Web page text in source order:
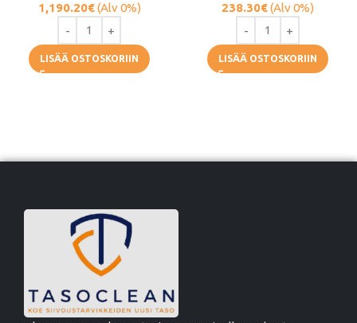
1,190.20€(Alv 0%)
LISÄÄ OSTOSKORIIN
238.30€(Alv 0%)
LISÄÄ OSTOSKORIIN